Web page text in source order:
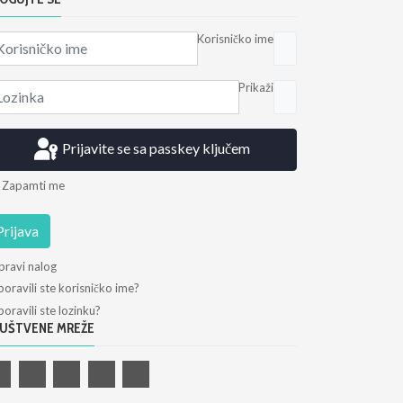
Korisničko ime
Prikaži
Prijavite se sa passkey ključem
Zapamti me
nalog
ste korisničko ime?
ste lozinku?
MREŽE